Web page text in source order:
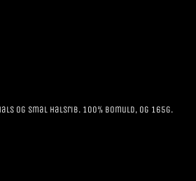
og smal halsrib. 100% bomuld, og 165g.